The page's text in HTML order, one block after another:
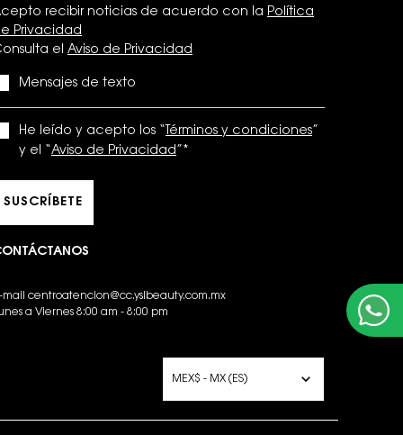
recibir noticias de acuerdo con la Política
Privacidad
el Aviso de Privacidad
Mensajes de texto
He leído y acepto los “ Términos y condiciones
y el “ Aviso de Privacidad *
SUSCRÍBETE
mail centroatencion@cc.yslbeauty.com.mx
a Viernes 8:00 am - 8:00 pm
MEX$ - MX (ES)